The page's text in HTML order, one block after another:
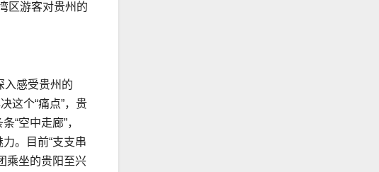
区游客对贵州的
入感受贵州的
这个“痛点”，贵
“空中走廊”，
。目前“支支串
乘坐的贵阳至兴